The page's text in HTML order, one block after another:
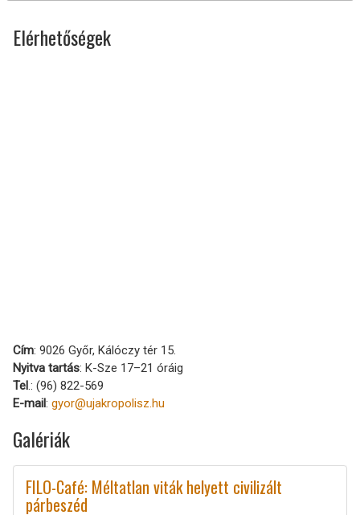
Elérhetőségek
Cím: 9026 Győr, Kálóczy tér 15.
Nyitva tartás: K-Sze 17–21 óráig
Tel.: (96) 822-569
E-mail: gyor@ujakropolisz.hu
Galériák
FILO-Café: Méltatlan viták helyett civilizált
párbeszéd